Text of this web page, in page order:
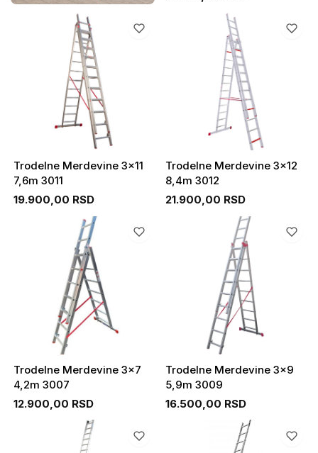
Trodelne Merdevine 3x11
7,6m 3011
19.900,00 RSD
Trodelne Merdevine 3x12
8,4m 3012
21.900,00 RSD
Trodelne Merdevine 3x7
4,2m 3007
12.900,00 RSD
Trodelne Merdevine 3x9
5,9m 3009
16.500,00 RSD